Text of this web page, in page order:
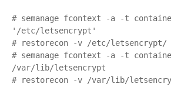
# semanage fcontext -a -t
'/etc/letsencrypt'
# restorecon -v /etc/letsencrypt/
# semanage fcontext -a -t
/var/lib/letsencrypt
# restorecon -v /var/lib/